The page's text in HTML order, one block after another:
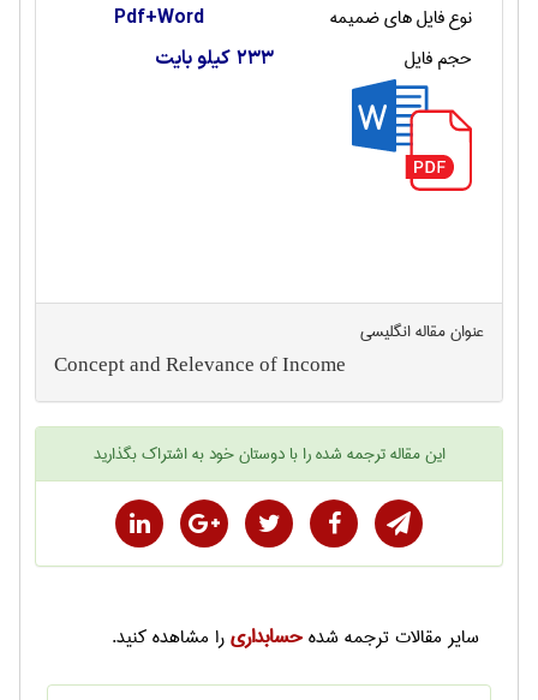
نوع فایل های ضمیمه Pdf+Word
حجم فایل 233 کیلو بایت
عنوان مقاله انگليسی
Concept and Relevance of Income
اینمقاله ترجمه شدهرا با دوستان خود به اشتراک بگذارید
سایرمقالات ترجمه شدهحسابداریرا مشاهده کنید.